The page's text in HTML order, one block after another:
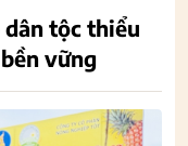
tộc thiểu
vững